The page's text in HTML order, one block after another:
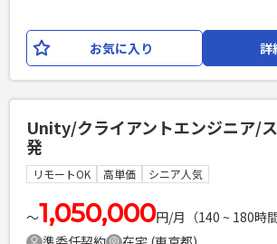
う各ラインをサポートし、状況を可視化し
予測に基づいた対策を立案・推進するとと
成果物の品質管理を主導いただきます。 ラ
の兆しがあるラインがあれば解決策の判定
話を通じて軌道修正を図り、 さらに既に参
ンバーと連携しながらプロジェクト全体の
ただきます。
必須スキル
お気に入り 詳
Unity/クライアントエンジニア/
発
リモートOK 高単価 シニア人気
〜1,050,000円/月（140 ~ 180時